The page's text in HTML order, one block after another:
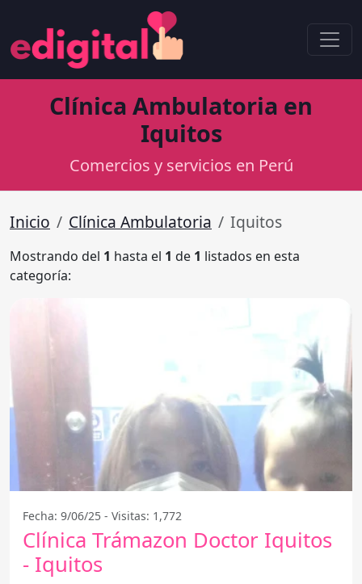
Clínica Ambulatoria en
Iquitos
Comercios y servicios en Perú
Inicio Clínica Ambulatoria Iquitos
Mostrando del 1 hasta el 1 de 1 listados en esta
categoría:
Fecha: 9/06/25 - Visitas: 1,772
Clínica Trámazon Doctor Iquitos
- Iquitos